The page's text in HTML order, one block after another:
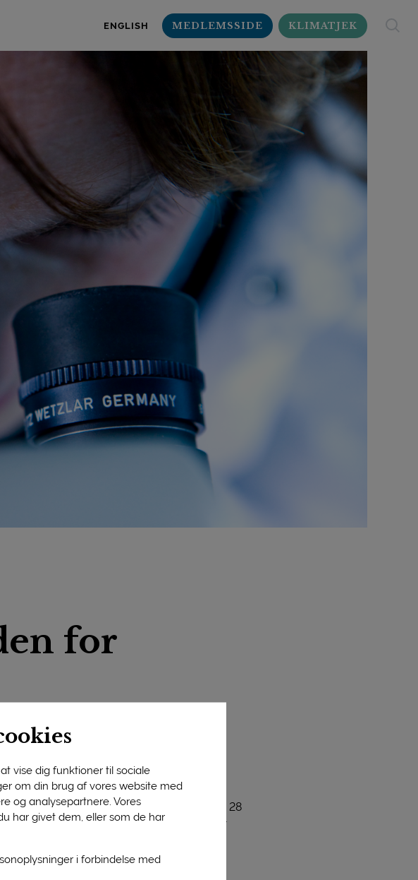
vise dig funktioner til sociale
om din brug af vores website med
og analysepartnere. Vores
har givet dem, eller som de har
i forbindelse med
ENGLISH MEDLEMSSIDE KLIMATJEK
for
28
Nu starter
udløb den 28. november, var der kommet 28
mikrobiologi, ernæring og sundhed samt
for at forske inden for mejeriområdet.